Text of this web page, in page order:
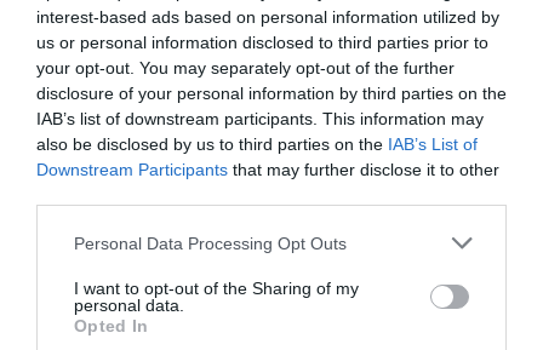
interest-based ads based on personal information utilized by
us or personal information disclosed to third parties prior to
your opt-out. You may separately opt-out of the further
disclosure of your personal information by third parties on the
IAB’s list of downstream participants. This information may
also be disclosed by us to third parties on the IAB’s List of
Downstream Participants that may further disclose it to other
Please note that this website/app uses one or more Google
not limited to your visit or usage behaviour. You may click to
grant or deny consent to Google and its third-party tags to
use your data for below specified purposes in below Google
Personal Data Processing Opt Outs
I want to opt-out of the Sharing of my
personal data.
Opted In
Αποθήκευσε το όνομά μου, email, και τον ιστότοπο μου σε